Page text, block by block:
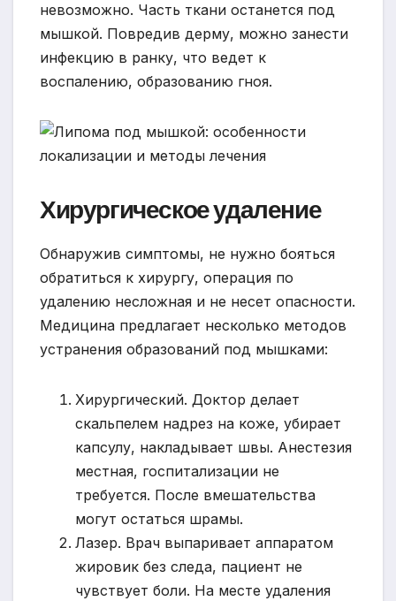
невозможно. Часть ткани останется под
мышкой. Повредив дерму, можно занести
инфекцию в ранку, что ведет к
воспалению, образованию гноя.
Хирургическое удаление
Обнаружив симптомы, не нужно бояться
обратиться к хирургу, операция по
удалению несложная и не несет опасности.
Медицина предлагает несколько методов
устранения образований под мышками:
Хирургический. Доктор делает
скальпелем надрез на коже, убирает
капсулу, накладывает швы. Анестезия
местная, госпитализации не
требуется. После вмешательства
могут остаться шрамы.
Лазер. Врач выпаривает аппаратом
жировик без следа, пациент не
чувствует боли. На месте удаления